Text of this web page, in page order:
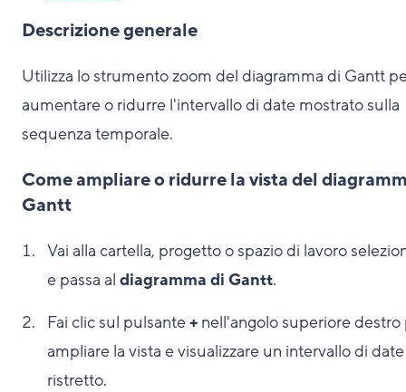
Descrizione generale
Utilizza lo strumento zoom del diagramma di Gantt
aumentare o ridurre l'intervallo di date mostrato sulla
sequenza temporale.
Come ampliare o ridurre la vista del
Gantt
Vai alla cartella, progetto o spazio di lavoro
e passa al diagramma di Gantt.
Fai clic sul pulsante+ nell'angolo superiore destro
ampliare la vista e visualizzare un intervallo di
ristretto.